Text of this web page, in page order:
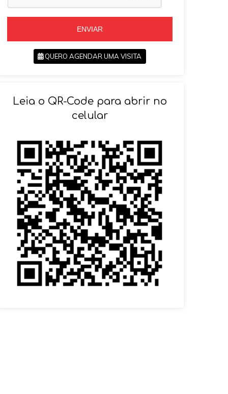
ENVIAR
QUERO AGENDAR UMA VISITA
VOLTAR
Leia o QR-Code para abrir no
celular